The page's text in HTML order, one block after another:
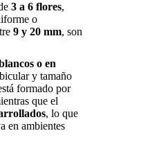
3 a 6 flores,
o
9 y 20 mm, son
o en
y tamaño
formado por
que el
, lo que
en ambientes